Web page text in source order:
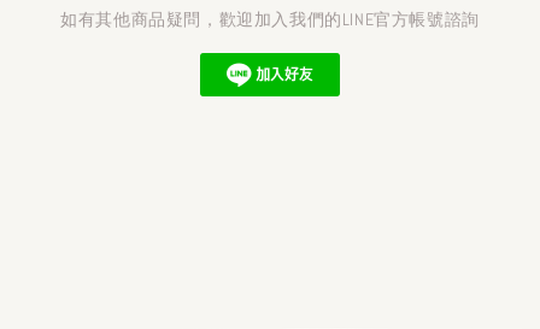
如有其他商品疑問，歡迎加入我們的LINE官方帳號諮詢